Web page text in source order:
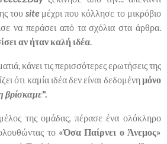
του site μέχρι που κόλλησε το μικρόβιο
να περάσει από τα σχόλια στα άρθρα.
αν ήταν καλή ιδέα.
κάνει τις περισσότερες ερωτήσεις της
ότι καμία ιδέα δεν είναι δεδομένημόνο
βρίσκαμε".
της ομάδας, πέρασε ένα ολόκληρο
το «Όσα Παίρνει ο Άνεμος»